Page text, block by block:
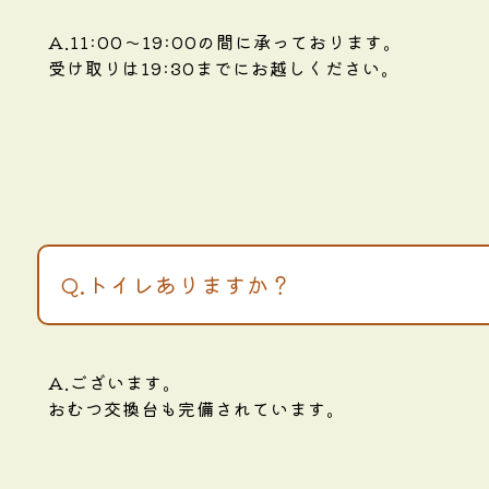
A.11:00～19:00の間に承っております。
受け取りは19:30までにお越しください。
Q.トイレありますか？
A.ございます。
おむつ交換台も完備されています。